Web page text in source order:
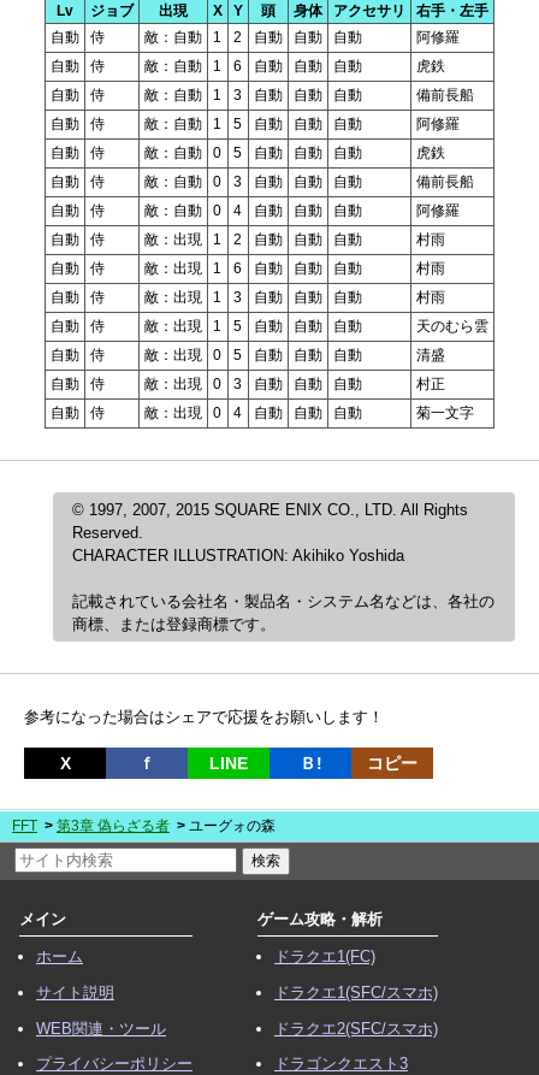
Lv ジョブ 出現 X Y 頭 身体 アクセサリ
右手・左手
自動
侍 敵：自動 1 2 自動 自動 自動
阿修羅
自動
侍 敵：自動 1 6 自動 自動 自動
虎鉄
自動
侍 敵：自動 1 3 自動 自動 自動
備前長船
自動
侍 敵：自動 1 5 自動 自動 自動
阿修羅
自動
侍 敵：自動 0 5 自動 自動 自動
虎鉄
自動
侍 敵：自動 0 3 自動 自動 自動
備前長船
自動
侍 敵：自動 0 4 自動 自動 自動
阿修羅
自動
侍 敵：出現 1 2 自動 自動 自動
村雨
自動
侍 敵：出現 1 6 自動 自動 自動
村雨
自動
侍 敵：出現 1 3 自動 自動 自動
村雨
自動
侍 敵：出現 1 5 自動 自動 自動
天のむら雲
自動
侍 敵：出現 0 5 自動 自動 自動
清盛
自動
侍 敵：出現 0 3 自動 自動 自動
村正
自動
侍 敵：出現 0 4 自動 自動 自動 菊一文字
© 1997, 2007, 2015 SQUARE ENIX CO., LTD. All Rights
Reserved.
CHARACTER ILLUSTRATION: Akihiko Yoshida
記載されている会社名・製品名・システム名などは、各社の
商標、または登録商標です。
参考になった場合はシェアで応援をお願いします！
X ｆ LINE Ｂ! コピー
FFT 第3章 偽らざる者 ユーグォの森
メイン
ホーム
サイト説明
WEB関連・ツール
プライバシーポリシー
ゲーム攻略・解析
ドラクエ1(FC)
ドラクエ1(SFC/スマホ)
ドラクエ2(SFC/スマホ)
ドラゴンクエスト3